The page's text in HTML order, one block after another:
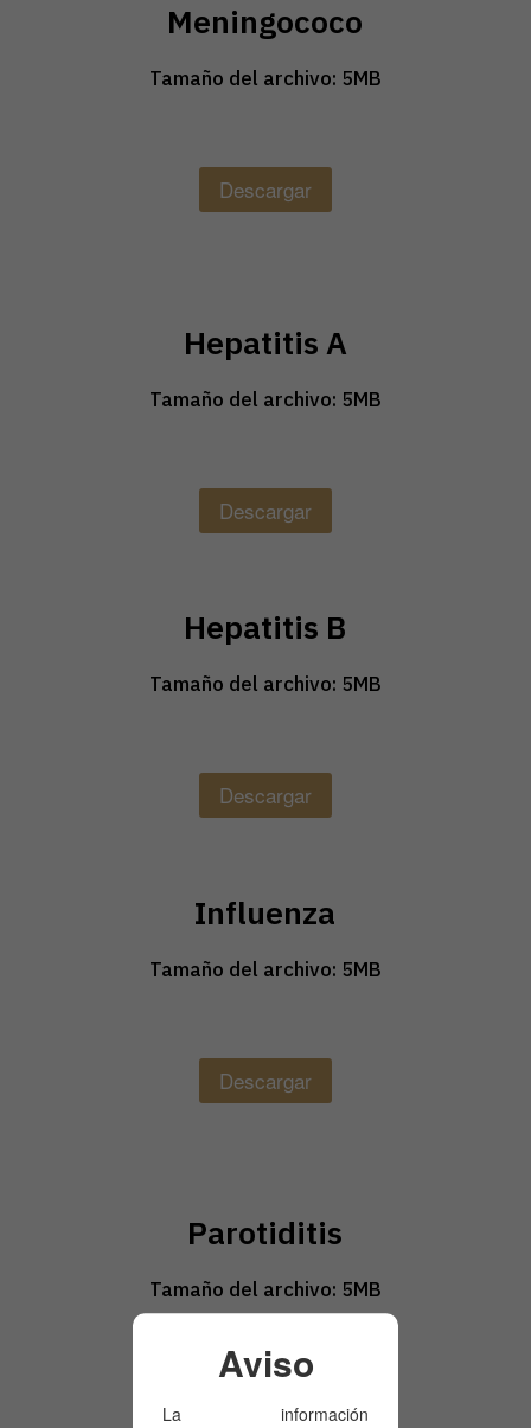
Meningococo
Tamaño del archivo: 5MB
Descargar
Hepatitis A
Tamaño del archivo: 5MB
Descargar
Hepatitis B
Tamaño del archivo: 5MB
Descargar
Influenza
Tamaño del archivo: 5MB
Descargar
Parotiditis
Tamaño del archivo: 5MB
Descargar
Aviso
La información